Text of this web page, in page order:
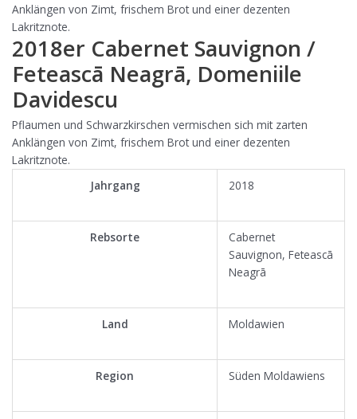
Anklängen von Zimt, frischem Brot und einer dezenten
Lakritznote.
2018er Cabernet Sauvignon /
Feteascā Neagrā, Domeniile
Davidescu
Pflaumen und Schwarzkirschen vermischen sich mit zarten
Anklängen von Zimt, frischem Brot und einer dezenten
Lakritznote.
Jahrgang
2018
Rebsorte
Cabernet
Sauvignon, Feteascā
Neagrā
Land Moldawien
Region Süden Moldawiens